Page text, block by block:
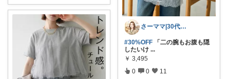
さーママ|30代小2女児ママ🎀
#30%OFF 「二の腕もお腹も隠
したいけ ...
￥ 3,495
0 0 11